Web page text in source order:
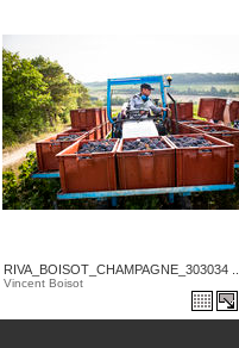
RIVA_BOISOT_CHAMPAGNE_303034
Vincent Boisot